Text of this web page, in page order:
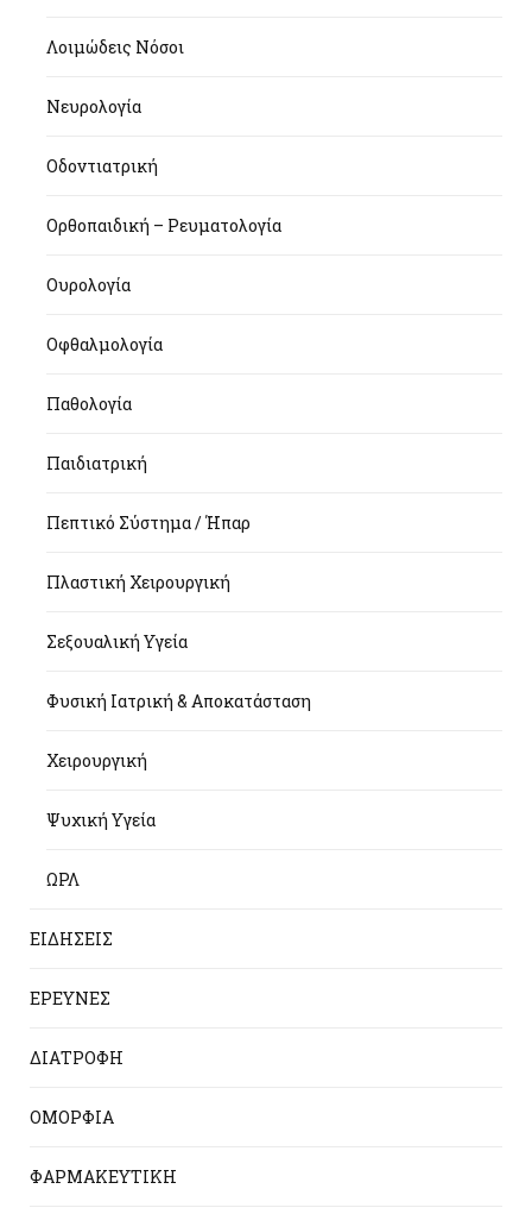
Λοιμώδεις Νόσοι
Νευρολογία
Οδοντιατρική
Ορθοπαιδική – Ρευματολογία
Ουρολογία
Οφθαλμολογία
Παθολογία
Παιδιατρική
Πεπτικό Σύστημα / Ήπαρ
Πλαστική Χειρουργική
Σεξουαλική Υγεία
Φυσική Ιατρική & Αποκατάσταση
Χειρουργική
Ψυχική Υγεία
ΩΡΛ
ΕΙΔΗΣΕΙΣ
ΕΡΕΥΝΕΣ
ΔΙΑΤΡΟΦΗ
ΟΜΟΡΦΙΑ
ΦΑΡΜΑΚΕΥΤΙΚΗ